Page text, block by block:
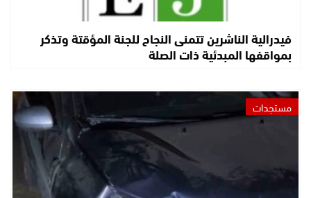
فيدرالية الناشرين تتمنى النجاح للجنة المؤقتة وتذكر
بمواقفها المبدئية ذات الصلة
مستجدات